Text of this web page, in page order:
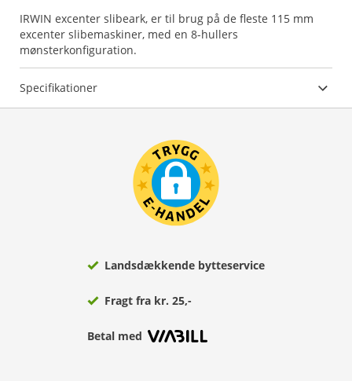
IRWIN excenter slibeark, er til brug på de fleste 115 mm
excenter slibemaskiner, med en 8-hullers
Specifikationer
Landsdækkende bytteservice
Fragt fra kr. 25,-
Betal med